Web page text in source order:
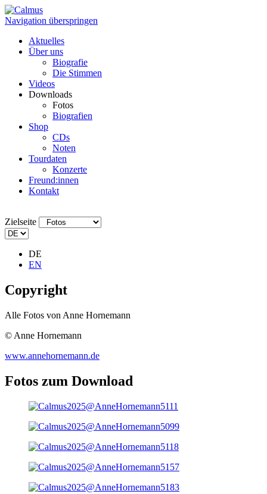
Navigation überspringen
Aktuelles
Über uns
Biografie
Die Stimmen
Videos
Downloads
Fotos
Biografien
Shop
CDs
Noten
Tourdaten
Konzerte
Freund:innen
Kontakt
Zielseite
DE
EN
Copyright
Alle Fotos von Anne Hornemann
© Anne Hornemann
www.annehornemann.de
Fotos zum Download